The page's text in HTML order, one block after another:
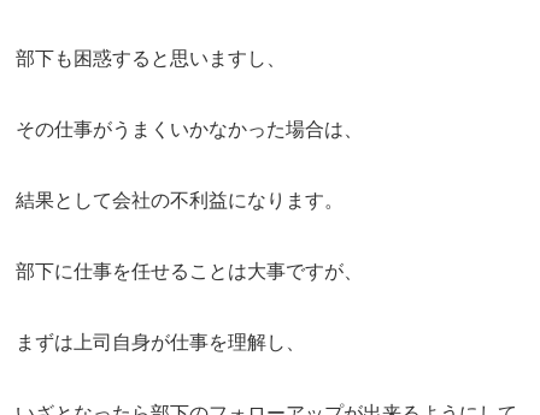
部下も困惑すると思いますし、
その仕事がうまくいかなかった場合は、
結果として会社の不利益になります。
部下に仕事を任せることは大事ですが、
まずは上司自身が仕事を理解し、